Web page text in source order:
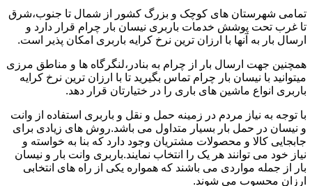
تمامی شهرستان های کوچک و بزرگ کشور از شمال تا جنوب،شرق
تا غرب تحت پوشش خدمات باربری نیسان بار چرام قرار دارد و
ارسال بار به آنها با ارزان ترین نرخ کرایه باربری امکان پذیر است.
همچنین جهت ارسال بار از چرام به بنادر،لنگرگاه ها و مناطق مرزی
میتوانید با نیسان بار چرام تماس بگیرید تا با ارزان ترین نرخ کرایه
باربری انواع ماشین های باری را در ختیارتان قرار دهد.
با توجه به نیاز مردم در زمینه حمل و نقل و باربری استفاده از وانت
و نیسان در حمل بار بسیار متداول می باشد.روش های زیادی برای
جابجایی کالا و محصولات مشتریان وجود دارد که بنا به خواسته و
نیاز خود می توانند هر یک را انتخاب نمایند.باربری وانت بار و نیسان
بار از جمله مواردی می باشند که همواره یکی از راه های انتخابی
ارزان محسوب می شوند.